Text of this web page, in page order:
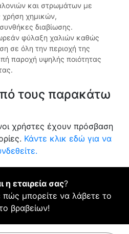
και στρωμάτων με
χρήση χημικών,
διαβίωσης.
φύλαξη χαλιών καθώς
σε όλη την περιοχή της
παροχή υψηλής ποιότητας
τους παρακάτω
χρήστες έχουν πρόσβαση
Κάντε κλικ εδώ για να
η εταιρεία σας?
πώς μπορείτε να λάβετε το
βραβείων!